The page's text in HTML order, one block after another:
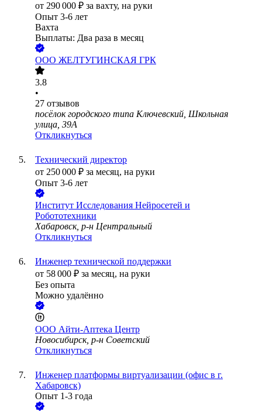
от 290 000 ₽ за вахту, на руки
Опыт 3-6 лет
Вахта
Выплаты: Два раза в месяц
ООО ЖЕЛТУГИНСКАЯ ГРК
3.8
•
27 отзывов
посёлок городского типа Ключевский, Школьная
улица, 39А
Откликнуться
Технический директор
от 250 000 ₽ за месяц, на руки
Опыт 3-6 лет
Институт Исследования Нейросетей и
Робототехники
Хабаровск, р-н Центральный
Откликнуться
Инженер технической поддержки
от 58 000 ₽ за месяц, на руки
Без опыта
Можно удалённо
ООО Айти-Аптека Центр
Новосибирск, р-н Советский
Откликнуться
Инженер платформы виртуализации (офис в г.
Хабаровск)
Опыт 1-3 года